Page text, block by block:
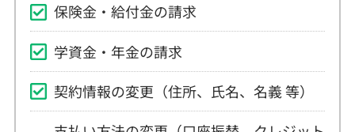
保険金・給付金の請求
学資金・年金の請求
契約情報の変更（住所、氏名、名義 等）